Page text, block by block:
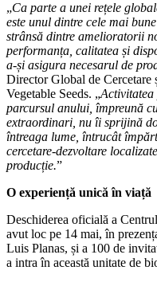
„Ca parte a unei rețele
este unul dintre cele mai
strânsă dintre amelioratorii
performanța, calitatea și
a-și asigura necesarul de
Director Global de
Vegetable Seeds. „Activitatea
parcursul anului, împreună
extraordinari, nu îi sprijină
întreaga lume, întrucât
cercetare-dezvoltare
producție.”
O experiență unică în viață
Deschiderea oficială a
avut loc pe 14 mai, în
Luis Planas, și a 100 de
a intra în această unitate de